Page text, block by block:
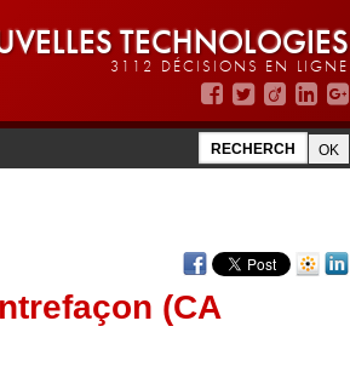
TECHNOLOGIES
3112 DÉCISIONS EN LIGNE
(CA